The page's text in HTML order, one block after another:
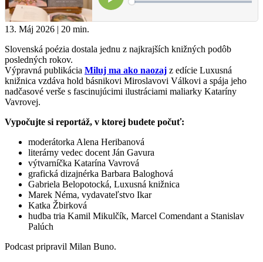
13. Máj 2026 | 20 min.
Slovenská poézia dostala jednu z najkrajších knižných podôb
posledných rokov.
Výpravná publikácia Miluj ma ako naozaj z edície Luxusná
knižnica vzdáva hold básnikovi Miroslavovi Válkovi a spája jeho
nadčasové verše s fascinujúcimi ilustráciami maliarky Kataríny
Vavrovej.
Vypočujte si reportáž, v ktorej budete počuť:
moderátorka Alena Heribanová
literárny vedec docent Ján Gavura
výtvarníčka Katarína Vavrová
grafická dizajnérka Barbara Baloghová
Gabriela Belopotocká, Luxusná knižnica
Marek Néma, vydavateľstvo Ikar
Katka Žbirková
hudba tria Kamil Mikulčík, Marcel Comendant a Stanislav
Palúch
Podcast pripravil Milan Buno.